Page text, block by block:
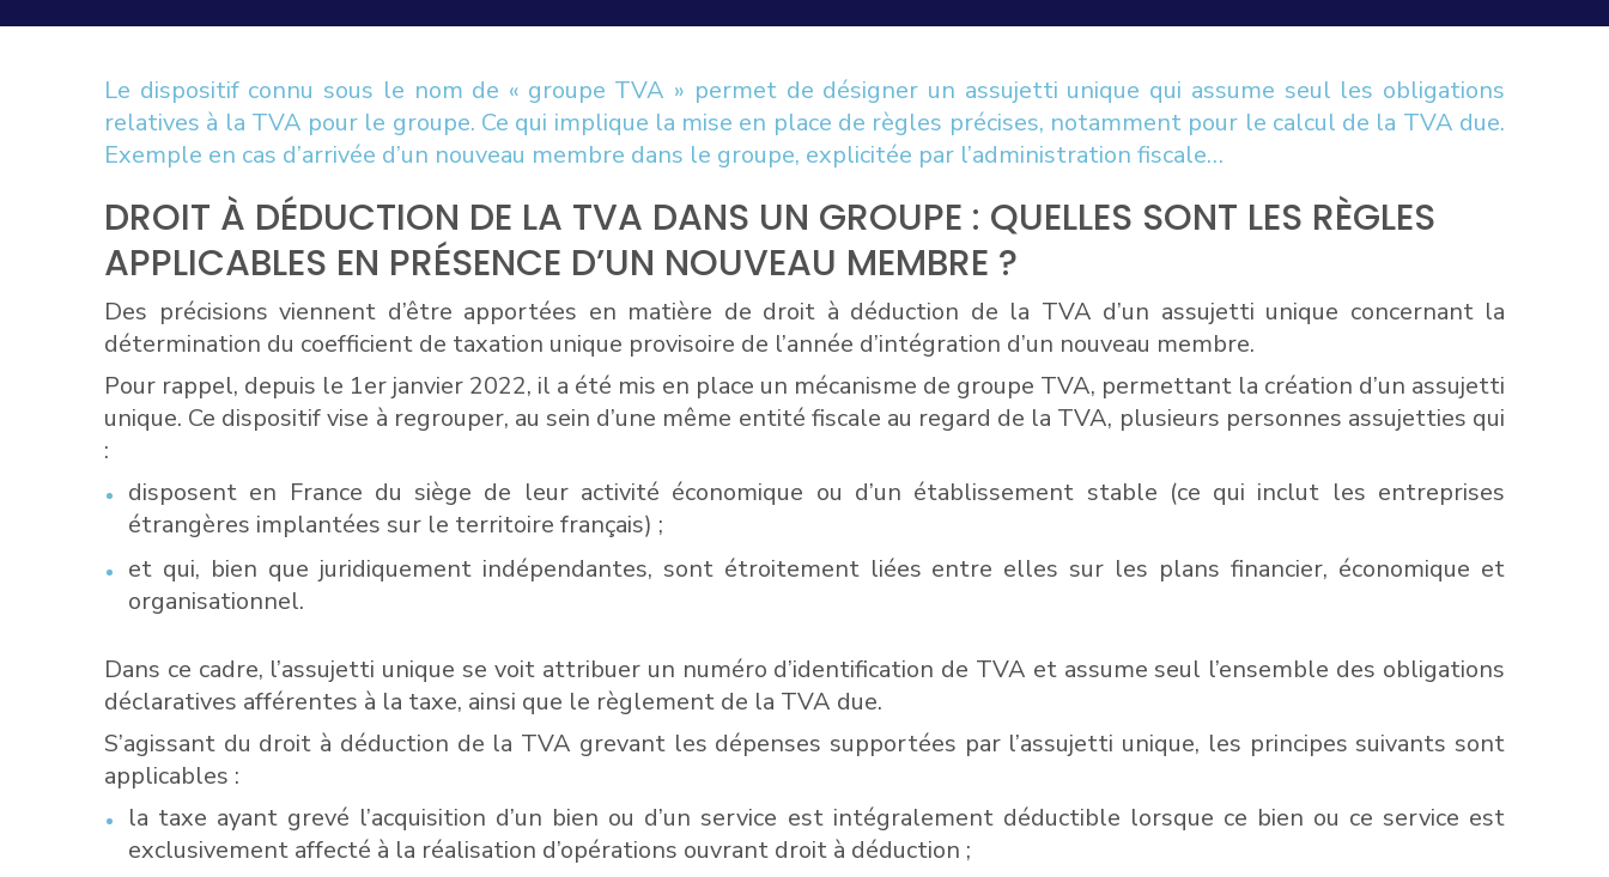
Le dispositif connu sous le nom de « groupe TVA » permet de désigner un assujetti unique qui assume seul les obligations
relatives à la TVA pour le groupe. Ce qui implique la mise en place de règles précises, notamment pour le calcul de la TVA due.
Exemple en cas d’arrivée d’un nouveau membre dans le groupe, explicitée par l’administration fiscale…
DROIT À DÉDUCTION DE LA TVA DANS UN GROUPE : QUELLES SONT LES RÈGLES
APPLICABLES EN PRÉSENCE D’UN NOUVEAU MEMBRE ?
Des précisions viennent d’être apportées en matière de droit à déduction de la TVA d’un assujetti unique concernant la
détermination du coefficient de taxation unique provisoire de l’année d’intégration d’un nouveau membre.
Pour rappel, depuis le 1er janvier 2022, il a été mis en place un mécanisme de groupe TVA, permettant la création d’un assujetti
unique. Ce dispositif vise à regrouper, au sein d’une même entité fiscale au regard de la TVA, plusieurs personnes assujetties qui
:
disposent en France du siège de leur activité économique ou d’un établissement stable (ce qui inclut les entreprises
étrangères implantées sur le territoire français) ;
et qui, bien que juridiquement indépendantes, sont étroitement liées entre elles sur les plans financier, économique et
organisationnel.
Dans ce cadre, l’assujetti unique se voit attribuer un numéro d’identification de TVA et assume seul l’ensemble des obligations
déclaratives afférentes à la taxe, ainsi que le règlement de la TVA due.
S’agissant du droit à déduction de la TVA grevant les dépenses supportées par l’assujetti unique, les principes suivants sont
applicables :
la taxe ayant grevé l’acquisition d’un bien ou d’un service est intégralement déductible lorsque ce bien ou ce service est
exclusivement affecté à la réalisation d’opérations ouvrant droit à déduction ;